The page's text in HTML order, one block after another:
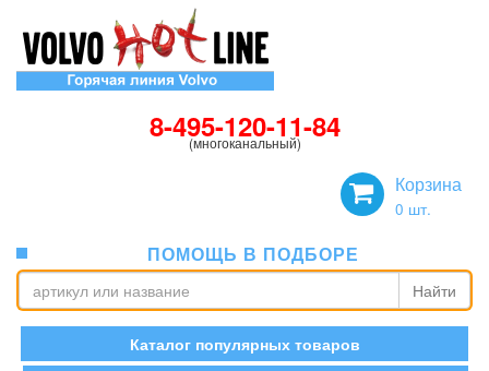
8-495-120-11-84
(многоканальный)
Корзина
0 шт.
ПОМОЩЬ В ПОДБОРЕ
Найти
Каталог популярных товаров